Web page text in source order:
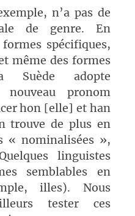
n’a pas de
de genre. En
spécifiques,
même des formes
Suède adopte
nouveau pronom
hon [elle] et han
trouve de plus en
« nominalisées »,
linguistes
semblables en
illes). Nous
tester ces